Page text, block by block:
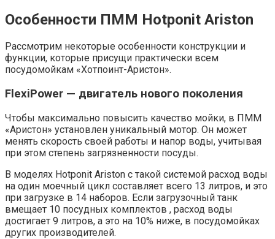
Особенности ПММ Hotponit Ariston
Рассмотрим некоторые особенности конструкции и
функции, которые присущи практически всем
посудомойкам «Хотпоинт-Аристон».
FlexiPower — двигатель нового поколения
Чтобы максимально повысить качество мойки, в ПММ
«Аристон» установлен уникальный мотор. Он может
менять скорость своей работы и напор воды, учитывая
при этом степень загрязненности посуды.
В моделях Hotponit Ariston с такой системой расход воды
на один моечный цикл составляет всего 13 литров, и это
при загрузке в 14 наборов. Если загрузочный танк
вмещает 10 посудных комплектов , расход воды
достигает 9 литров, а это на 10% ниже, в посудомойках
других производителей.